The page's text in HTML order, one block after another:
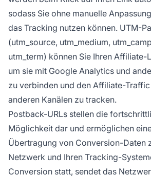
sodass Sie ohne manuelle
das Tracking nutzen können. UTM-
(utm_source, utm_medium,
utm_term) können Sie Ihren Affiliate-
um sie mit Google Analytics und
zu verbinden und den Affiliate-
anderen Kanälen zu tracken.
Postback-URLs stellen die
Möglichkeit dar und ermöglichen
Übertragung von Conversion-Daten
Netzwerk und Ihren Tracking-
Conversion statt, sendet das